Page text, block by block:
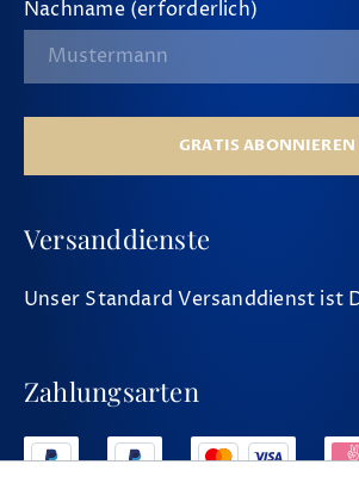
Nachname (erforderlich)
GRATIS ABONNIEREN
Versanddienste
Unser Standard Versanddienst ist
Zahlungsarten